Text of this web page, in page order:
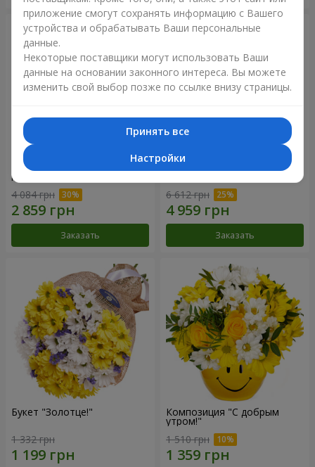
Цветы в коробке "25
красных роз!"
4 084 грн
Заказать
Композиция в коробке
6 612 грн
Заказать
Букет "Золотце!"
1 332 грн
Композиция "С добрым
утром!"
1 510 грн
приложение смогут сохранять информацию с Вашего
устройства и обрабатывать Ваши персональные
данные.
Некоторые поставщики могут использовать Ваши
данные на основании законного интереса. Вы можете
изменить свой выбор позже по ссылке внизу страницы.
Принять все
Настройки